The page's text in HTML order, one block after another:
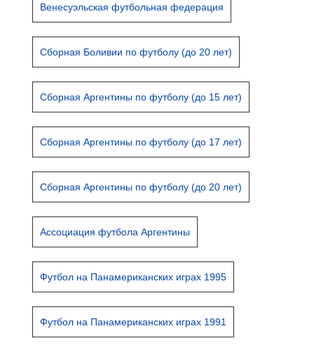
Венесуэльская футбольная федерация
Сборная Боливии по футболу (до 20 лет)
Сборная Аргентины по футболу (до 15 лет)
Сборная Аргентины по футболу (до 17 лет)
Сборная Аргентины по футболу (до 20 лет)
Ассоциация футбола Аргентины
Футбол на Панамериканских играх 1995
Футбол на Панамериканских играх 1991